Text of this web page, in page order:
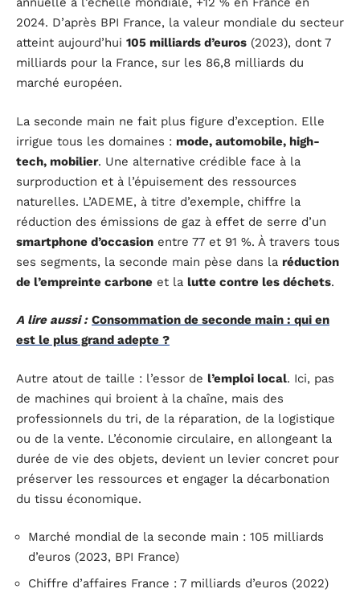
2024. D’après BPI France, la valeur mondiale du secteur
atteint aujourd’hui 105 milliards d’euros (2023), dont 7
milliards pour la France, sur les 86,8 milliards du
marché européen.
La seconde main ne fait plus figure d’exception. Elle
irrigue tous les domaines : mode, automobile, high-
tech, mobilier. Une alternative crédible face à la
surproduction et à l’épuisement des ressources
naturelles. L’ADEME, à titre d’exemple, chiffre la
réduction des émissions de gaz à effet de serre d’un
smartphone d’occasion entre 77 et 91 %. À travers tous
ses segments, la seconde main pèse dans la réduction
de l’empreinte carbone et la lutte contre les déchets.
A lire aussi : Consommation de seconde main : qui en
est le plus grand adepte ?
Autre atout de taille : l’essor de l’emploi local. Ici, pas
de machines qui broient à la chaîne, mais des
professionnels du tri, de la réparation, de la logistique
ou de la vente. L’économie circulaire, en allongeant la
durée de vie des objets, devient un levier concret pour
préserver les ressources et engager la décarbonation
du tissu économique.
Marché mondial de la seconde main : 105 milliards
d’euros (2023, BPI France)
Chiffre d’affaires France : 7 milliards d’euros (2022)